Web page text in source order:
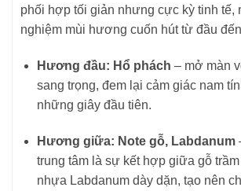
phối hợp tối giản nhưng cực kỳ tinh tế,
nghiệm mùi hương cuốn hút từ đầu
Hương đầu: Hổ phách – mở màn
sang trọng, đem lại cảm giác nam
những giây đầu tiên.
Hương giữa: Note gỗ, Labdanum
trung tâm là sự kết hợp giữa gỗ
nhựa Labdanum dày dặn, tạo nên